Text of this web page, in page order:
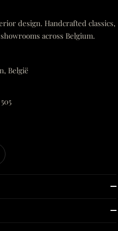
design. Handcrafted classics,
across Belgium.
België